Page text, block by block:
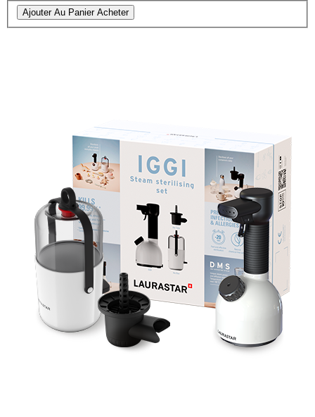
Ajouter Au Panier Acheter